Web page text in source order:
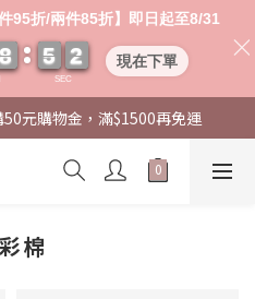
元購物金，滿$1500再免運
棉
95折/兩件85折】即日起至8/31
8
8
8
8
SEC
5
5
5
5 0
0
2
2
1 現在下單